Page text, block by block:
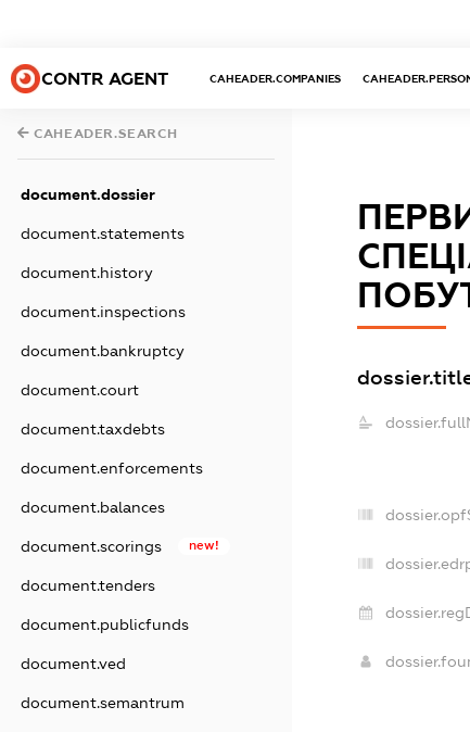
CONTR AGENT CAHEADER.COMPANIES
CAHEADER.SEARCH
document.dossier
document.statements
document.history
document.inspections
document.bankruptcy
document.court
document.taxdebts
document.enforcements
document.balances
document.scorings new!
document.tenders
document.publicfunds
document.ved
document.semantrum